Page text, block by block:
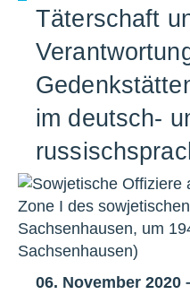
Täterschaft
im deutsch-
06. November 2020